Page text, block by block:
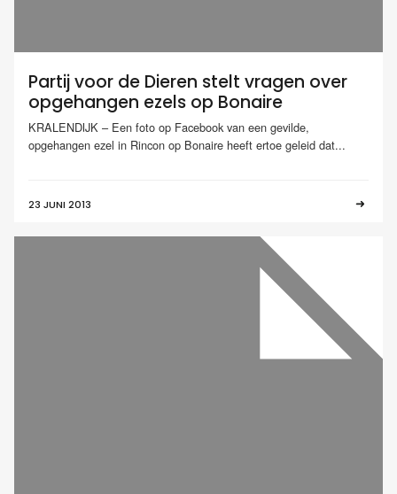
Partij voor de Dieren stelt vragen over
opgehangen ezels op Bonaire
KRALENDIJK – Een foto op Facebook van een gevilde,
opgehangen ezel in Rincon op Bonaire heeft ertoe geleid dat...
23 JUNI 2013